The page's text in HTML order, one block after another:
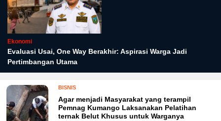
Ekonomi
Evaluasi Usai, One Way Berakhir: Aspirasi Warga Jadi
Pertimbangan Utama
BISNIS
Agar menjadi Masyarakat yang terampil
Pemnag Kumango Laksanakan Pelatihan
ternak Belut Khusus untuk Warganya